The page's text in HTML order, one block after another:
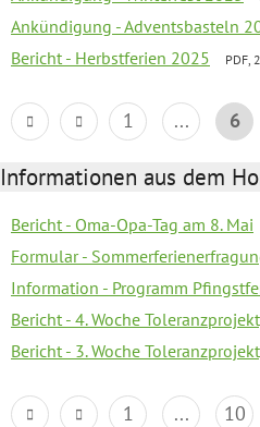
Ankündigung - Adventsbasteln
Bericht - Herbstferien 2025 PDF,
1 ... 6
Informationen aus dem
Bericht - Oma-Opa-Tag am 8. Mai
Formular -
Information - Programm
Bericht - 4. Woche
Bericht - 3. Woche
1 ... 10